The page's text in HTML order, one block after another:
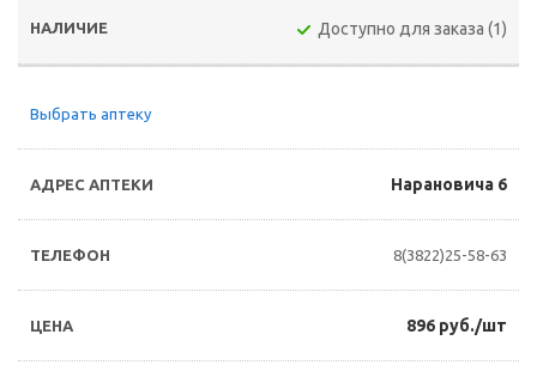
Доступно для заказа (1)
Выбрать аптеку
Нарановича 6
8(3822)25-58-63
896 руб./шт